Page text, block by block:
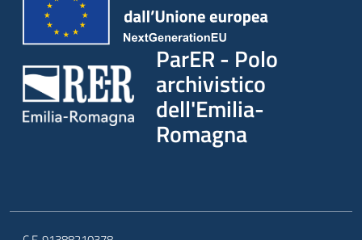
ParER - Polo
archivistico
dell'Emilia-
Romagna